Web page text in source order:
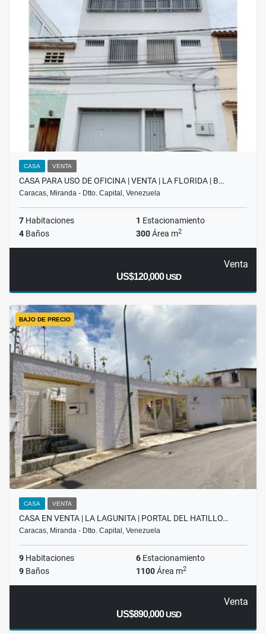
CASA VENTA
CASA PARA USO DE OFICINA | VENTA | LA FLORIDA | B…
Caracas, Miranda - Dtto. Capital, Venezuela
7 Habitaciones 1 Estacionamiento
4 Baños 300Área m2
Venta
US$120,000USD
BAJO DE PRECIO
CASA VENTA
CASA EN VENTA | LA LAGUNITA | PORTAL DEL HATILLO…
Caracas, Miranda - Dtto. Capital, Venezuela
9 Habitaciones 6 Estacionamiento
9 Baños 1100Área m2
Venta
US$890,000USD